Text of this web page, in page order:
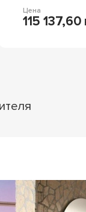
Цена
115 137,60